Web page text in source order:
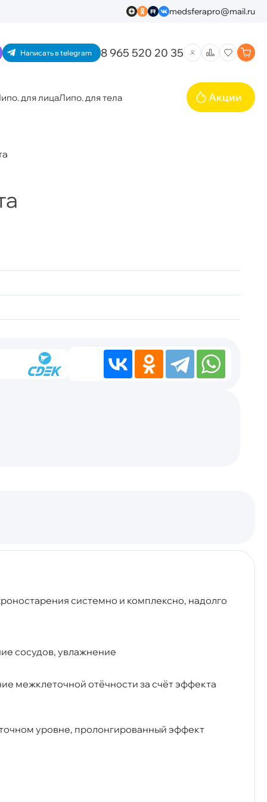
medsferapro@mail.ru
Написать в telegram 8 965 520 20 35
для лицаЛипо. для тела Акции
системно и комплексно, надолго
сосудов, увлажнение
межклеточной отёчности за счёт эффекта
уровне, пролонгированный эффект